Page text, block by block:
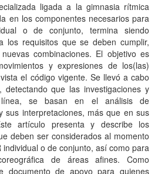
ligada a la gimnasia rítmica
en los componentes necesarios para
o de conjunto, termina siendo
los requisitos que se deben cumplir,
combinaciones. El objetivo es
y expresiones de los(las)
el código vigente. Se llevó a cabo
detectando que las investigaciones y
línea, se basan en el análisis de
sus interpretaciones, más que en sus
artículo presenta y describe los
deben ser considerados al momento
o de conjunto, así como para
de áreas afines. Como
documento de apoyo para quienes